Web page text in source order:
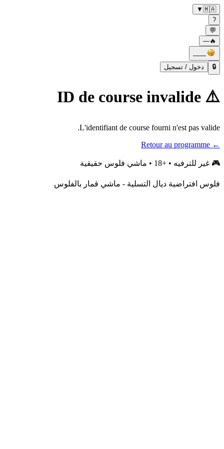
🇲🇦
▼
?
💬
🔥
—
——
🔒
دخول / تسجيل
⚠️ ID de course invalide
L'identifiant de course fourni n'est pas valide.
← Retour au programme
🎮 غير للترفيه • +18 • ماشي فلوس حقيقية
فلوس افتراضية ديال التسلية - ماشي قمار بالفلوس